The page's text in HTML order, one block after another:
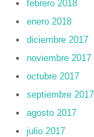
febrero 2018
enero 2018
diciembre 2017
noviembre 2017
octubre 2017
septiembre 2017
agosto 2017
julio 2017